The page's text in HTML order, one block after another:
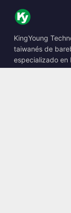
KingYoung
taiwanés de
especializado en
Boxes y